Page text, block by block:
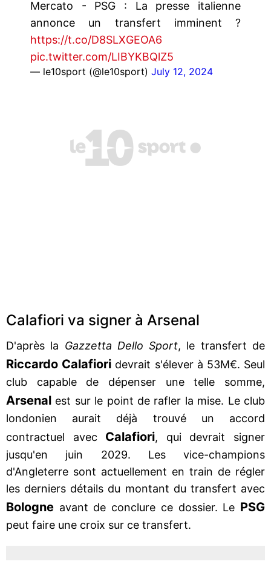
Mercato - PSG : La presse italienne
annonce un transfert imminent ?
https://t.co/D8SLXGEOA6
pic.twitter.com/LIBYKBQlZ5
— le10sport (@le10sport) July 12, 2024
Calafiori va signer à Arsenal
D'après la Gazzetta Dello Sport, le transfert de
Riccardo Calafiori devrait s'élever à 53M€. Seul
club capable de dépenser une telle somme,
Arsenal est sur le point de rafler la mise. Le club
londonien aurait déjà trouvé un accord
contractuel avec Calafiori, qui devrait signer
jusqu'en juin 2029. Les vice-champions
d'Angleterre sont actuellement en train de régler
les derniers détails du montant du transfert avec
Bologne avant de conclure ce dossier. Le PSG
peut faire une croix sur ce transfert.